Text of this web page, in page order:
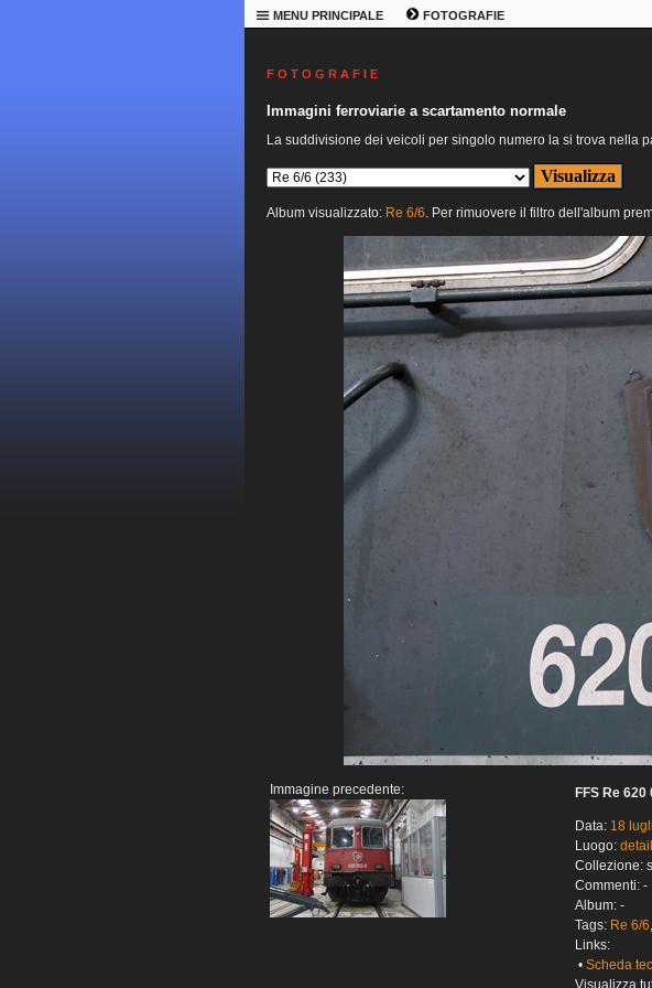
MENU PRINCIPALE FOTOGRAFIE
F O T O G R A F I E
Immagini ferroviarie a scartamento normale
La suddivisione dei veicoli per singolo numero la si trova nella
Album visualizzato: Re 6/6. Per rimuovere il filtro dell'album
Immagine precedente: FFS Re
Data: 18
Luogo:
Collezione:
Commenti: -
Album: -
Tags: Re 6/6,
Links:
• Scheda